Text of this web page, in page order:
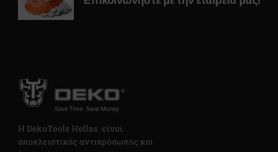
H DekoTools Hellas είναι
αποκλειστικός αντιπρόσωπος και